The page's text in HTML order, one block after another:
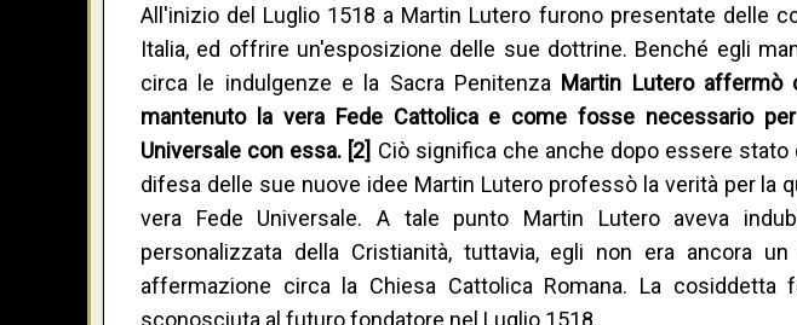
All'inizio del Luglio 1518 a Martin Lutero furono presentate delle
Italia, ed offrire un'esposizione delle sue dottrine. Benché egli
circa le indulgenze e la Sacra Penitenza Martin Lutero affermò
mantenuto la vera Fede Cattolica e come fosse necessario
Universale con essa. [2] Ciò significa che anche dopo essere stato
difesa delle sue nuove idee Martin Lutero professò la verità per la
vera Fede Universale. A tale punto Martin Lutero aveva
personalizzata della Cristianità, tuttavia, egli non era ancora
affermazione circa la Chiesa Cattolica Romana. La
sconosciuta al futuro fondatore nel Luglio 1518.